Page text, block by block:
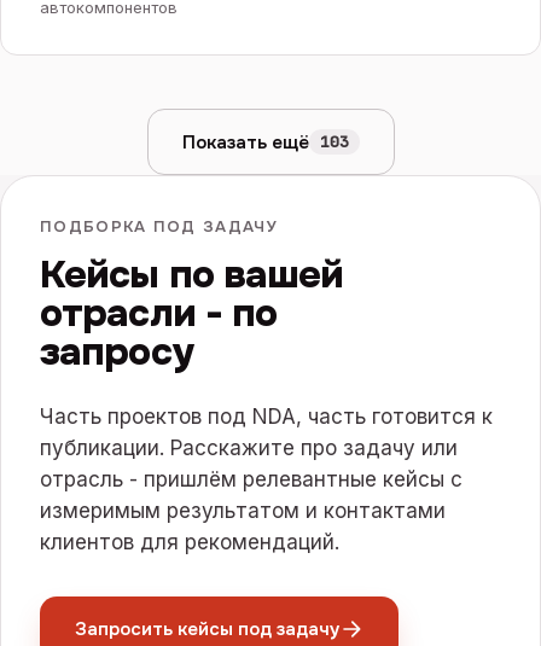
автокомпонентов
Показать ещё 103
ПОДБОРКА ПОД ЗАДАЧУ
Кейсы по вашей
отрасли - по
запросу
Часть проектов под NDA, часть готовится к
публикации. Расскажите про задачу или
отрасль - пришлём релевантные кейсы с
измеримым результатом и контактами
клиентов для рекомендаций.
Запросить кейсы под задачу